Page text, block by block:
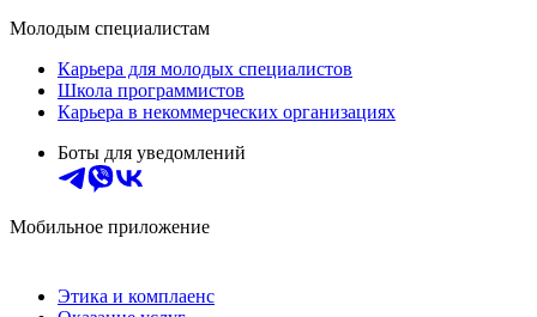
Молодым специалистам
Карьера для молодых специалистов
Школа программистов
Карьера в некоммерческих организациях
Боты для уведомлений
Мобильное приложение
Этика и комплаенс